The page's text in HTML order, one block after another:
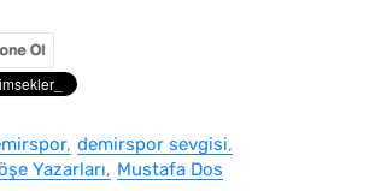
demirspor sevgisi
Yazarları Mustafa Dos